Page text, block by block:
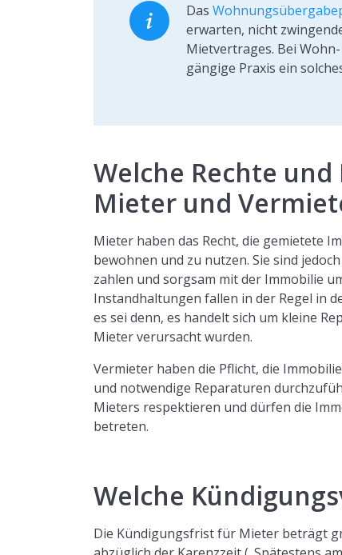
Das
erwarten, nicht
Mietvertrages. Bei
gängige Praxis ein
Welche Rechte
Mieter und
Mieter haben das Recht, die gemietete
bewohnen und zu nutzen. Sie sind
zahlen und sorgsam mit der Immobilie
Instandhaltungen fallen in der Regel in
es sei denn, es handelt sich um kleine
Mieter verursacht wurden.
Vermieter haben die Pflicht, die
und notwendige Reparaturen
Mieters respektieren und dürfen die
betreten.
Welche
Die Kündigungsfrist für Mieter beträgt